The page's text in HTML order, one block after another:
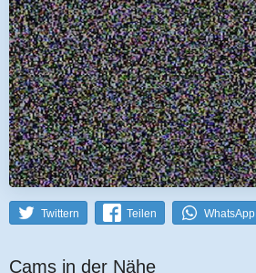
Twittern Teilen WhatsApp
Cams in der Nähe